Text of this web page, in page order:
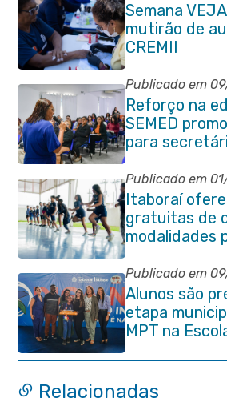
Semana
mutirão de
CREMII
Publicado em
Reforço na
SEMED
para
Publicado em
Itaboraí
gratuitas de
modalidades
rede
Publicado em
Alunos são
etapa
MPT na
Relacionadas